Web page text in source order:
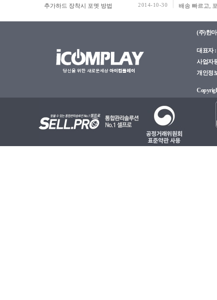
추가하드 장착시 포멧 방법 2014-10-30
(주)한
대표자
사업자
개인정